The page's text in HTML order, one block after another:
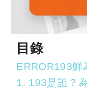
目錄
ERROR193鮮
1. 193是誰？